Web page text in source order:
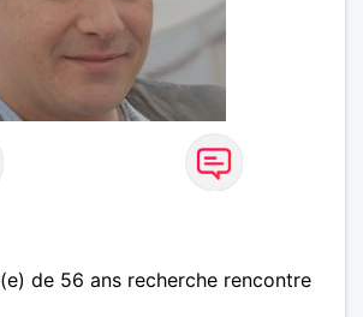
de 56 ans recherche rencontre